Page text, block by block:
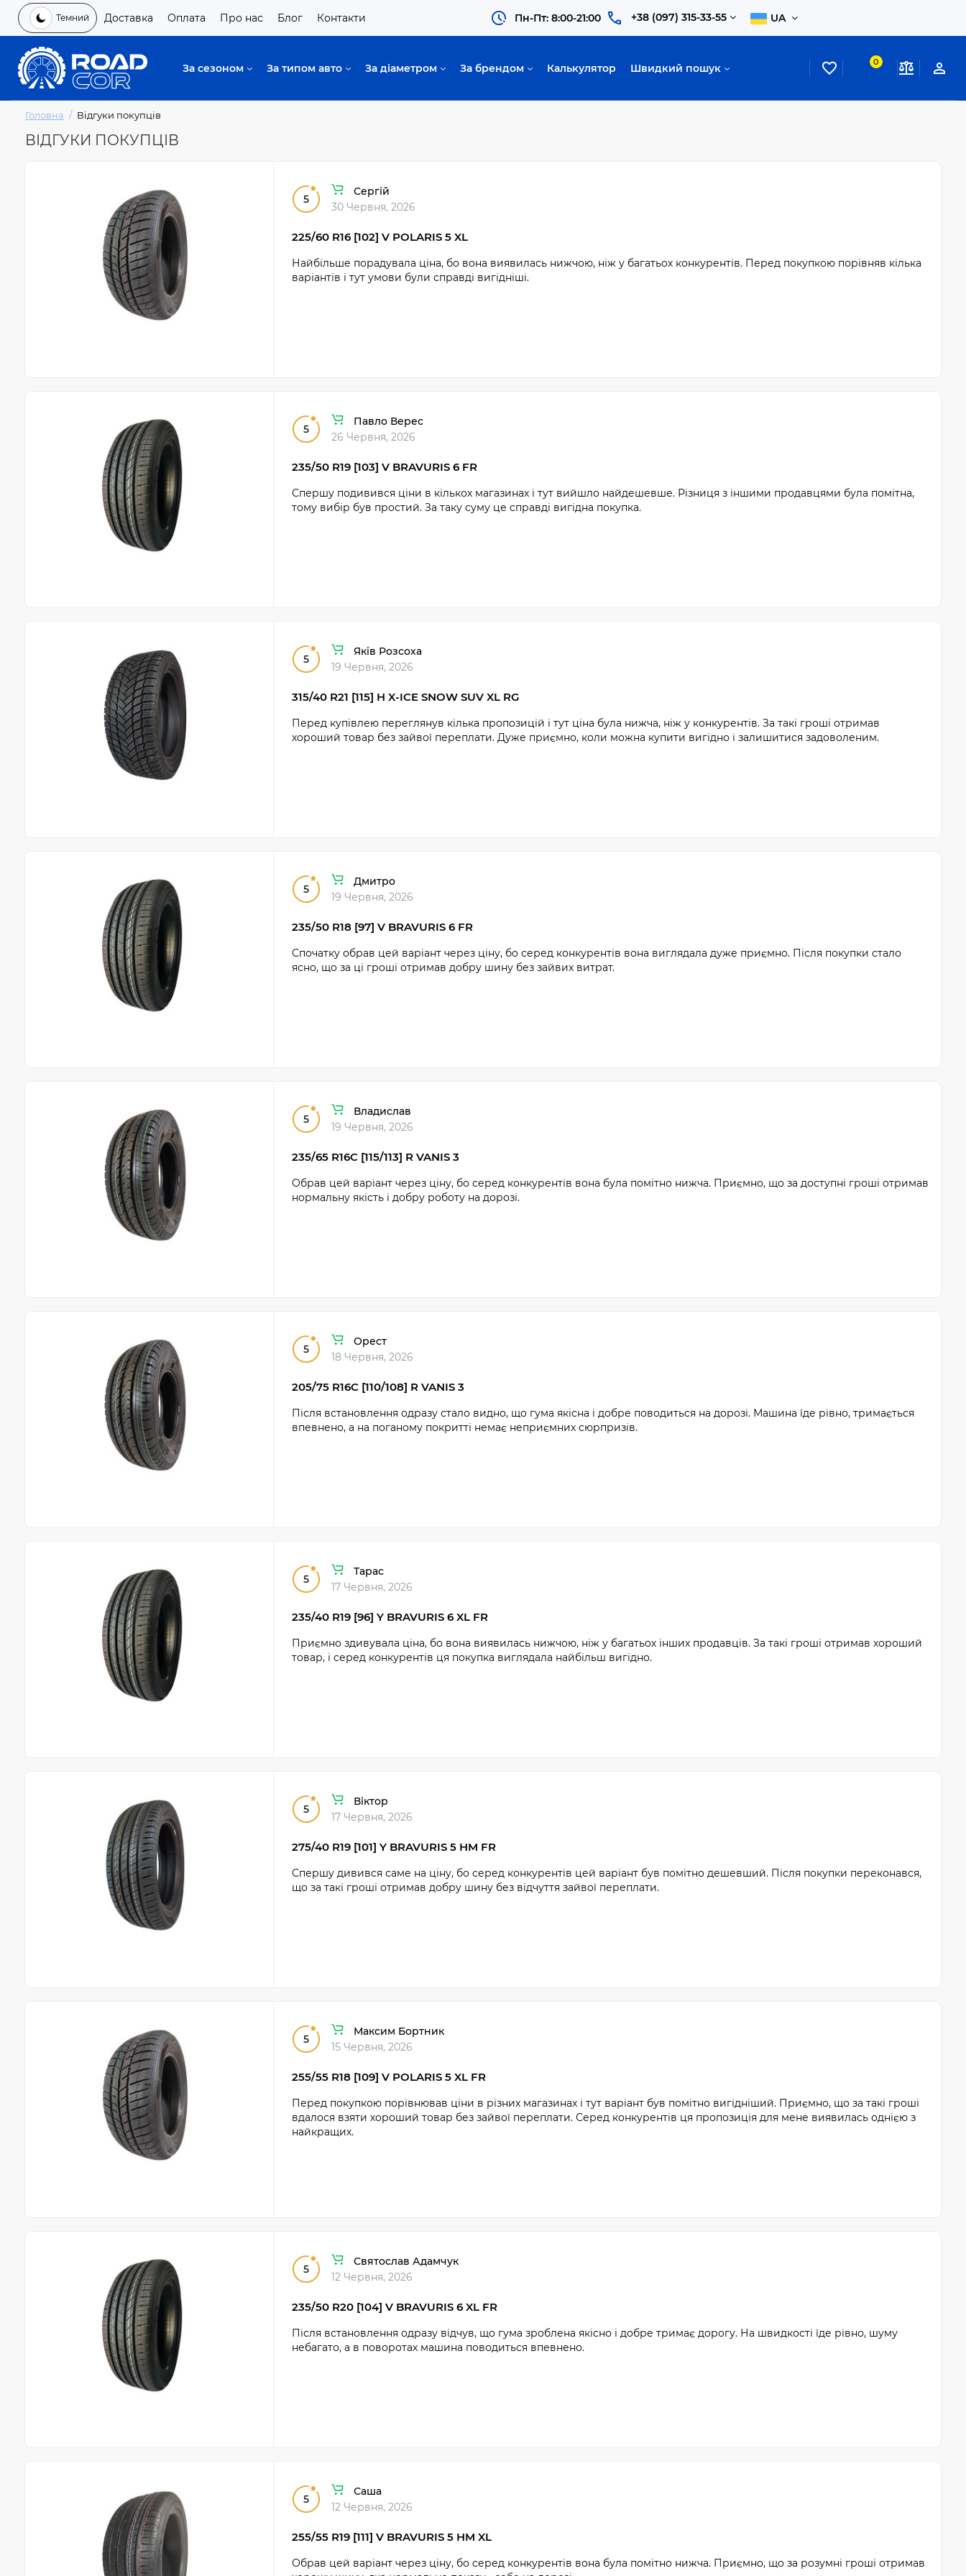
Темний Доставка Оплата Про нас Блог Контакти Пн-Пт: 8:00-21:00 +38 (097) 315-33-55 UA
За сезоном За типом авто За діаметром За брендом Калькулятор Швидкий пошук 0
Головна Відгуки покупців
ВІДГУКИ ПОКУПЦІВ
5
Сергій
30 Червня, 2026
225/60 R16 [102] V POLARIS 5 XL
Найбільше порадувала ціна, бо вона виявилась нижчою, ніж у багатьох конкурентів. Перед покупкою порівняв кілька
варіантів і тут умови були справді вигідніші.
5
Павло Верес
26 Червня, 2026
235/50 R19 [103] V BRAVURIS 6 FR
Спершу подивився ціни в кількох магазинах і тут вийшло найдешевше. Різниця з іншими продавцями була помітна,
тому вибір був простий. За таку суму це справді вигідна покупка.
5
Яків Розсоха
19 Червня, 2026
315/40 R21 [115] H X-ICE SNOW SUV XL RG
Перед купівлею переглянув кілька пропозицій і тут ціна була нижча, ніж у конкурентів. За такі гроші отримав
хороший товар без зайвої переплати. Дуже приємно, коли можна купити вигідно і залишитися задоволеним.
5
Дмитро
19 Червня, 2026
235/50 R18 [97] V BRAVURIS 6 FR
Спочатку обрав цей варіант через ціну, бо серед конкурентів вона виглядала дуже приємно. Після покупки стало
ясно, що за ці гроші отримав добру шину без зайвих витрат.
5
Владислав
19 Червня, 2026
235/65 R16C [115/113] R VANIS 3
Обрав цей варіант через ціну, бо серед конкурентів вона була помітно нижча. Приємно, що за доступні гроші отримав
нормальну якість і добру роботу на дорозі.
5
Орест
18 Червня, 2026
205/75 R16C [110/108] R VANIS 3
Після встановлення одразу стало видно, що гума якісна і добре поводиться на дорозі. Машина їде рівно, тримається
впевнено, а на поганому покритті немає неприємних сюрпризів.
5
Тарас
17 Червня, 2026
235/40 R19 [96] Y BRAVURIS 6 XL FR
Приємно здивувала ціна, бо вона виявилась нижчою, ніж у багатьох інших продавців. За такі гроші отримав хороший
товар, і серед конкурентів ця покупка виглядала найбільш вигідно.
5
Віктор
17 Червня, 2026
275/40 R19 [101] Y BRAVURIS 5 HM FR
Спершу дивився саме на ціну, бо серед конкурентів цей варіант був помітно дешевший. Після покупки переконався,
що за такі гроші отримав добру шину без відчуття зайвої переплати.
5
Максим Бортник
15 Червня, 2026
255/55 R18 [109] V POLARIS 5 XL FR
Перед покупкою порівнював ціни в різних магазинах і тут варіант був помітно вигідніший. Приємно, що за такі гроші
вдалося взяти хороший товар без зайвої переплати. Серед конкурентів ця пропозиція для мене виявилась однією з
найкращих.
5
Святослав Адамчук
12 Червня, 2026
235/50 R20 [104] V BRAVURIS 6 XL FR
Після встановлення одразу відчув, що гума зроблена якісно і добре тримає дорогу. На швидкості їде рівно, шуму
небагато, а в поворотах машина поводиться впевнено.
5
Саша
12 Червня, 2026
255/55 R19 [111] V BRAVURIS 5 HM XL
Обрав цей варіант через ціну, бо серед конкурентів вона була помітно нижча. Приємно, що за розумні гроші отримав